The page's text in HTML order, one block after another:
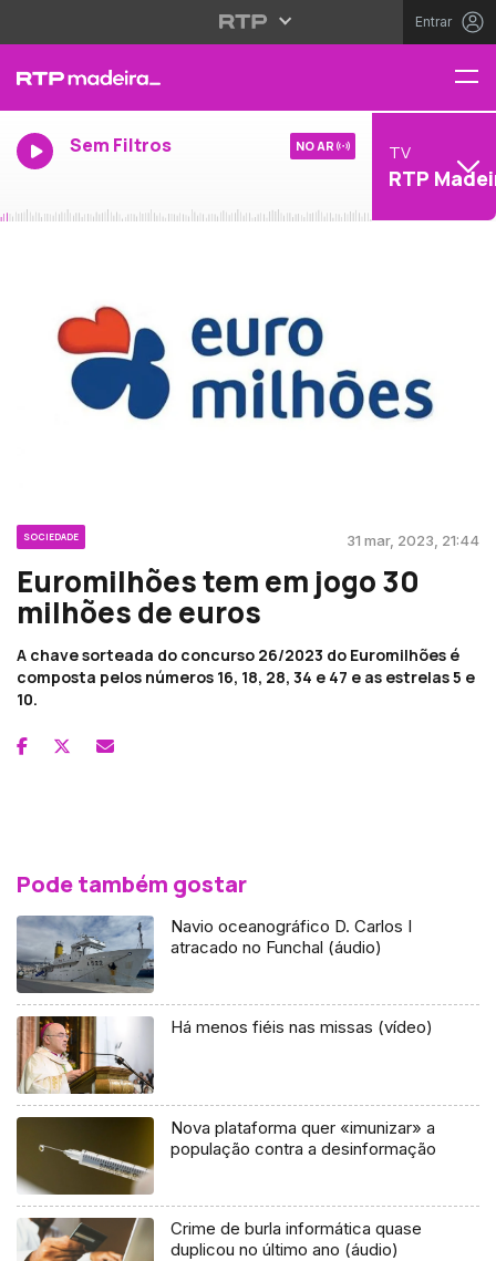
Entrar
Sem Filtros NO AR TV
RTP
SOCIEDADE 31 mar, 2023, 21:44
Euromilhões tem em jogo 30
milhões de euros
A chave sorteada do concurso 26/2023 do Euromilhões é
composta pelos números 16, 18, 28, 34 e 47 e as estrelas 5 e
10.
Pode também gostar
Navio oceanográfico D. Carlos I
atracado no Funchal (áudio)
Há menos fiéis nas missas (vídeo)
Nova plataforma quer «imunizar» a
população contra a desinformação
Crime de burla informática quase
duplicou no último ano (áudio)